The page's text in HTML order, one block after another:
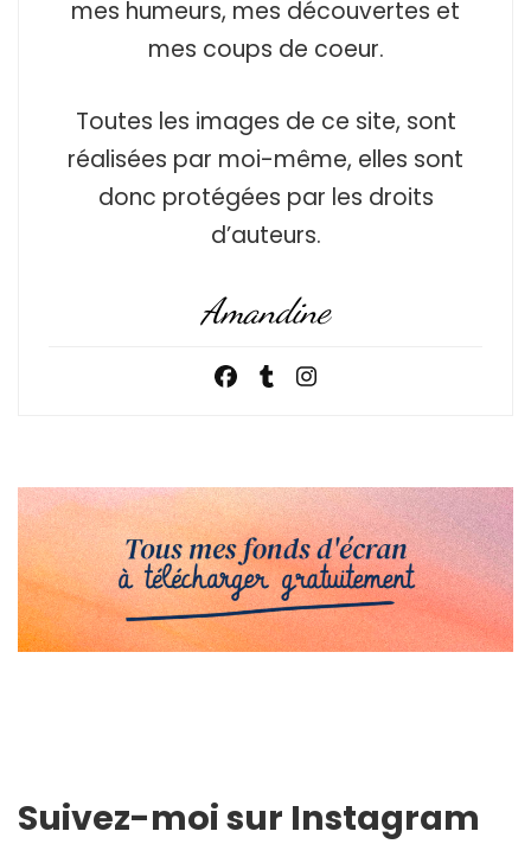
mes humeurs, mes découvertes et
mes coups de coeur.
Toutes les images de ce site, sont
réalisées par moi-même, elles sont
donc protégées par les droits
d’auteurs.
Amandine
Suivez-moi sur Instagram